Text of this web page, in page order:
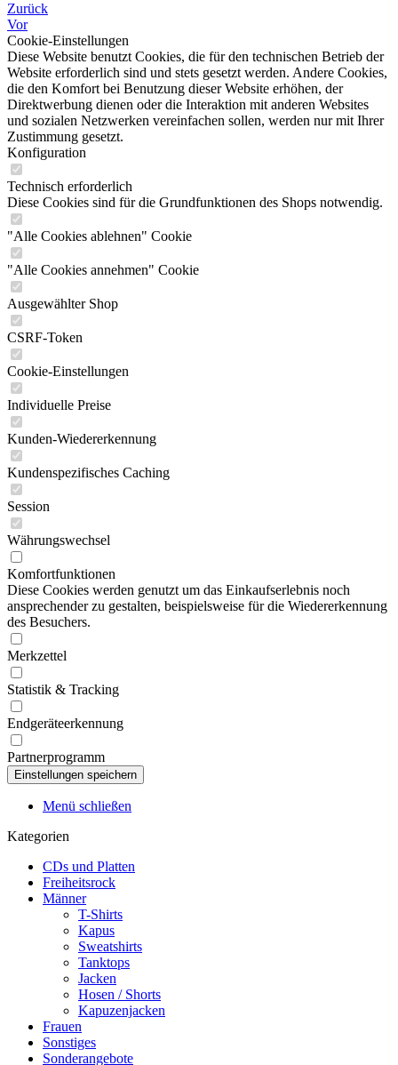
Zurück
Vor
Cookie-Einstellungen
Diese Website benutzt Cookies, die für den technischen Betrieb der
Website erforderlich sind und stets gesetzt werden. Andere Cookies,
die den Komfort bei Benutzung dieser Website erhöhen, der
Direktwerbung dienen oder die Interaktion mit anderen Websites
und sozialen Netzwerken vereinfachen sollen, werden nur mit Ihrer
Zustimmung gesetzt.
Konfiguration
Technisch erforderlich
Diese Cookies sind für die Grundfunktionen des Shops notwendig.
"Alle Cookies ablehnen" Cookie
"Alle Cookies annehmen" Cookie
Ausgewählter Shop
CSRF-Token
Cookie-Einstellungen
Individuelle Preise
Kunden-Wiedererkennung
Kundenspezifisches Caching
Session
Währungswechsel
Komfortfunktionen
Diese Cookies werden genutzt um das Einkaufserlebnis noch
ansprechender zu gestalten, beispielsweise für die Wiedererkennung
des Besuchers.
Merkzettel
Statistik & Tracking
Endgeräteerkennung
Partnerprogramm
Menü schließen
Kategorien
CDs und Platten
Freiheitsrock
Männer
T-Shirts
Kapus
Sweatshirts
Tanktops
Jacken
Hosen / Shorts
Kapuzenjacken
Frauen
Sonstiges
Sonderangebote